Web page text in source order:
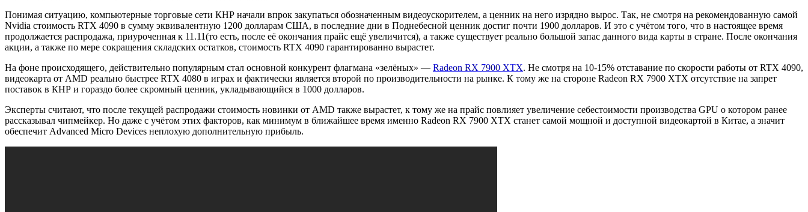
Понимая ситуацию, компьютерные торговые сети КНР начали впрок закупаться обозначенным видеоускорителем, а ценник на него изрядно вырос. Так, не смотря на рекомендованную самой
Nvidia стоимость RTX 4090 в сумму эквивалентную 1200 долларам США, в последние дни в Поднебесной ценник достиг почти 1900 долларов. И это с учётом того, что в настоящее время
продолжается распродажа, приуроченная к 11.11(то есть, после её окончания прайс ещё увеличится), а также существует реально большой запас данного вида карты в стране. После окончания
акции, а также по мере сокращения складских остатков, стоимость RTX 4090 гарантированно вырастет.
На фоне происходящего, действительно популярным стал основной конкурент флагмана «зелёных» — Radeon RX 7900 XTX. Не смотря на 10-15% отставание по скорости работы от RTX 4090,
видеокарта от AMD реально быстрее RTX 4080 в играх и фактически является второй по производительности на рынке. К тому же на стороне Radeon RX 7900 XTX отсутствие на запрет
поставок в КНР и гораздо более скромный ценник, укладывающийся в 1000 долларов.
Эксперты считают, что после текущей распродажи стоимость новинки от AMD также вырастет, к тому же на прайс повлияет увеличение себестоимости производства GPU о котором ранее
рассказывал чипмейкер. Но даже с учётом этих факторов, как минимум в ближайшее время именно Radeon RX 7900 XTX станет самой мощной и доступной видеокартой в Китае, а значит
обеспечит Advanced Micro Devices неплохую дополнительную прибыль.